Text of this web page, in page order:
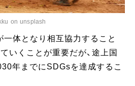
on unsplash
体となり相互協力すること
いくことが重要だが、途上国
年までにSDGsを達成するこ